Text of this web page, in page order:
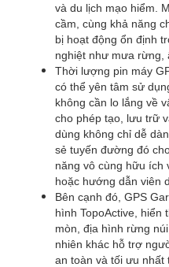
và du lịch mạo hiểm.
cầm, cùng khả năng
bị hoạt động ổn định
nghiệt như mưa rừng,
Thời lượng pin máy
có thể yên tâm sử
không cần lo lắng về
cho phép tạo, lưu trữ
dùng không chỉ dễ
sẻ tuyến đường đó
năng vô cùng hữu ích
hoặc hướng dẫn viên
Bên cạnh đó, GPS
hình TopoActive, hiển
mòn, địa hình rừng
nhiên khác hỗ trợ
an toàn và tối ưu nhất